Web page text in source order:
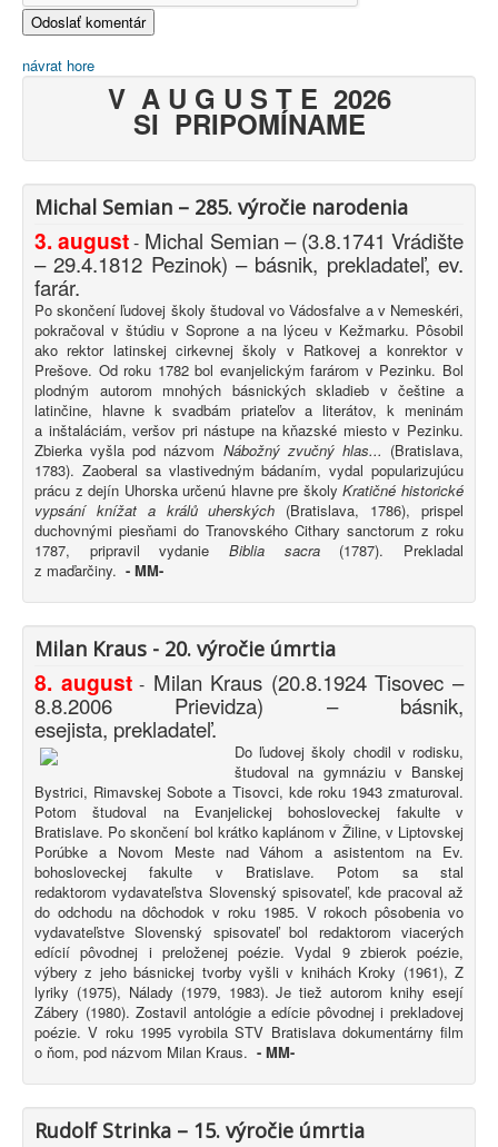
návrat hore
V A U G U S T E 2026
SI PRIPOMÍNAME
Michal Semian – 285. výročie narodenia
3. august- Michal Semian – (3.8.1741 Vrádište
– 29.4.1812 Pezinok) – básnik, prekladateľ, ev.
farár.
Po skončení ľudovej školy študoval vo Vádosfalve a v Nemeskéri,
pokračoval v štúdiu v Soprone a na lýceu v Kežmarku. Pôsobil
ako rektor latinskej cirkevnej školy v Ratkovej a konrektor v
Prešove. Od roku 1782 bol evanjelickým farárom v Pezinku. Bol
plodným autorom mnohých básnických skladieb v češtine a
latinčine, hlavne k svadbám priateľov a literátov, k meninám
a inštaláciám, veršov pri nástupe na kňazské miesto v Pezinku.
Zbierka vyšla pod názvom Nábožný zvučný hlas... (Bratislava,
1783). Zaoberal sa vlastivedným bádaním, vydal popularizujúcu
prácu z dejín Uhorska určenú hlavne pre školyKratičné historické
vypsání knížat a králů uherských (Bratislava, 1786), prispel
duchovnými piesňami do Tranovského Cithary sanctorum z roku
1787, pripravil vydanie Biblia sacra (1787). Prekladal
z maďarčiny. - MM-
Milan Kraus - 20. výročie úmrtia
8. august- Milan Kraus (20.8.1924 Tisovec –
8.8.2006 Prievidza) – básnik,
esejista, prekladateľ.
Do ľudovej školy chodil v rodisku,
študoval na gymnáziu v Banskej
Bystrici, Rimavskej Sobote a Tisovci, kde roku 1943 zmaturoval.
Potom študoval na Evanjelickej bohosloveckej fakulte v
Bratislave. Po skončení bol krátko kaplánom v Žiline, v Liptovskej
Porúbke a Novom Meste nad Váhom a asistentom na Ev.
bohosloveckej fakulte v Bratislave. Potom sa stal
redaktorom vydavateľstva Slovenský spisovateľ, kde pracoval až
do odchodu na dôchodok v roku 1985. V rokoch pôsobenia vo
vydavateľstve Slovenský spisovateľ bol redaktorom viacerých
edícií pôvodnej i preloženej poézie. Vydal 9 zbierok poézie,
výbery z jeho básnickej tvorby vyšli v knihách Kroky (1961), Z
lyriky (1975), Nálady (1979, 1983). Je tiež autorom knihy esejí
Zábery (1980). Zostavil antológie a edície pôvodnej i prekladovej
poézie. V roku 1995 vyrobila STV Bratislava dokumentárny film
o ňom, pod názvom Milan Kraus. - MM-
Rudolf Strinka – 15. výročie úmrtia